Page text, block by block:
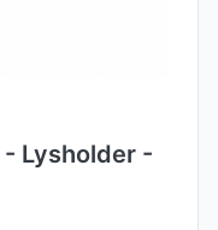
Lysholder -